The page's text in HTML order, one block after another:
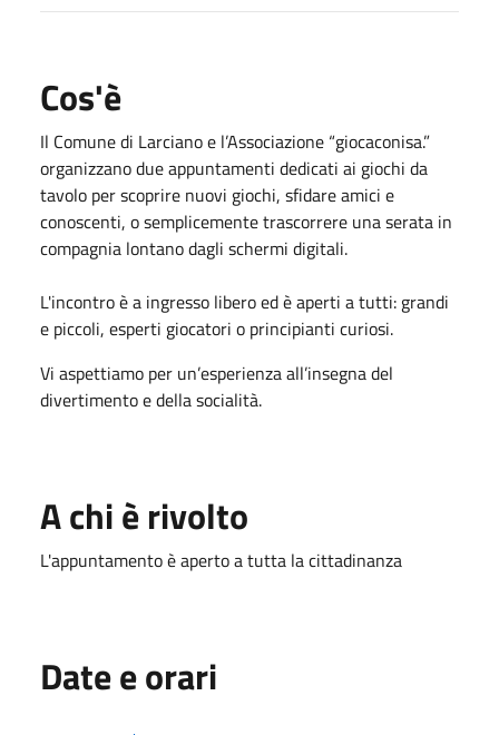
Cos'è
Il Comune di Larciano e l’Associazione “giocaconisa.”
organizzano due appuntamenti dedicati ai giochi da
tavolo per scoprire nuovi giochi, sfidare amici e
conoscenti, o semplicemente trascorrere una serata in
compagnia lontano dagli schermi digitali.
L'incontro è a ingresso libero ed è aperti a tutti: grandi
e piccoli, esperti giocatori o principianti curiosi.
Vi aspettiamo per un’esperienza all’insegna del
divertimento e della socialità.
A chi è rivolto
L'appuntamento è aperto a tutta la cittadinanza
Date e orari